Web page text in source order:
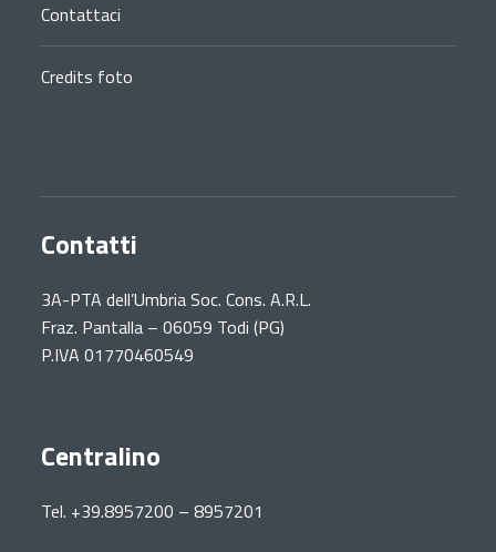
Contattaci
Credits foto
Contatti
3A-PTA dell’Umbria Soc. Cons. A.R.L.
Fraz. Pantalla – 06059 Todi (PG)
P.IVA 01770460549
Centralino
Tel. +39.8957200 – 8957201